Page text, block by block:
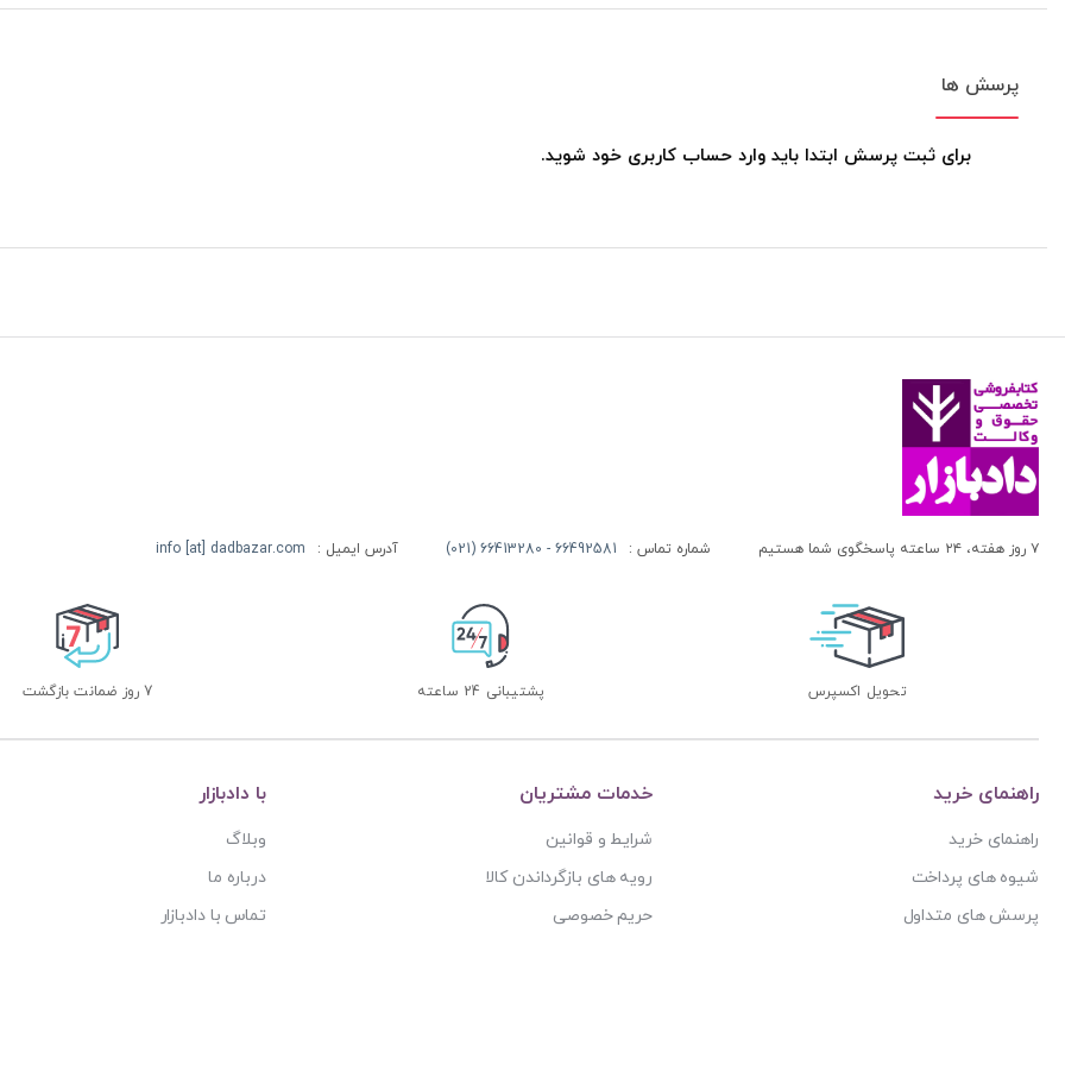
تقسیم شرطیه به شخصیه،مهمله و محصوره
انواع موجهات
تداخل،تضاد و دخول در تحت تضاد
عکس نقیض
قاعده نقض تام و نقض موضوع
بدیهی منطقی یا استدلال مباشر بدیهی
پرسش ها
برای ثبت پرسش ابتدا باید وارد حساب کاربری خود شوید.
۷ روز هفته، ۲۴ ساعته پاسخگوی شما هستیم شماره تماس : 66492581 - 66413280 (021) آدرس ایمیل : info [at] dadbazar.com
تحویل اکسپرس پشتیبانی 24 ساعته 7 روز ضمانت بازگشت
راهنمای خرید
راهنمای خرید
شیوه های پرداخت
پرسش های متداول
خدمات مشتریان
شرایط و قوانین
رویه های بازگرداندن کالا
حریم خصوصی
با دادبازار
وبلاگ
درباره ما
تماس با دادبازار